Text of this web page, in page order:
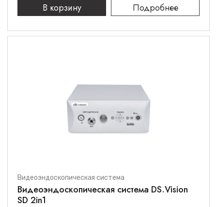
В корзину
Подробнее
Видеоэндоскопическая система
Видеоэндоскопическая система DS.Vision
SD 2in1